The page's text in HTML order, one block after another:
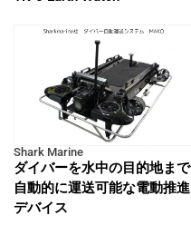
Shark Marine
ダイバーを水中の目的地まで
自動的に運送可能な電動推進
デバイス